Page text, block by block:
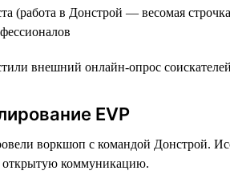
(работа в Донстрой — весомая
внешний онлайн-опрос
EVP
воркшоп с командой Донстрой.
открытую коммуникацию.